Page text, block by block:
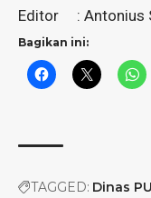
Editor : Antonius
Bagikan ini:
TAGGED: Dinas